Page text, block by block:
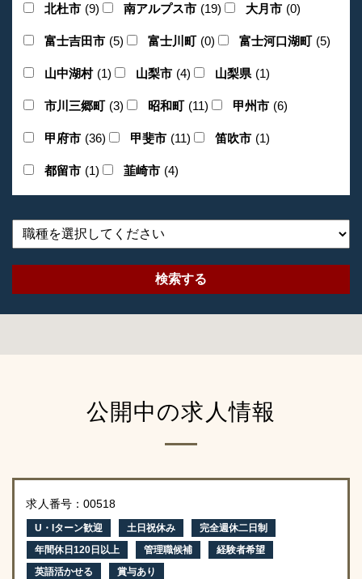
北杜市 (9) 南アルプス市 (19) 大月市 (0)
富士吉田市 (5) 富士川町 (0) 富士河口湖町 (5)
山中湖村 (1) 山梨市 (4) 山梨県 (1)
市川三郷町 (3) 昭和町 (11) 甲州市 (6)
甲府市 (36) 甲斐市 (11) 笛吹市 (1)
都留市 (1) 韮崎市 (4)
公開中の求人情報
求人番号：00518
U・Iターン歓迎 土日祝休み
完全週休二日制
年間休日120日以上
管理職候補
経験者希望
英語活かせる
賞与あり